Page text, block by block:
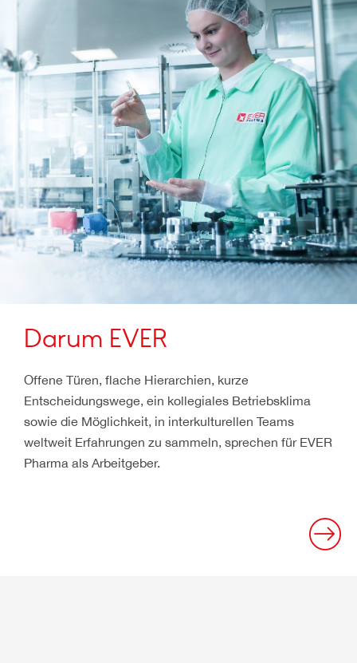
Darum EVER
Offene Türen, flache Hierarchien, kurze
Entscheidungswege, ein kollegiales Betriebsklima
sowie die Möglichkeit, in interkulturellen Teams
weltweit Erfahrungen zu sammeln, sprechen für EVER
Pharma als Arbeitgeber.